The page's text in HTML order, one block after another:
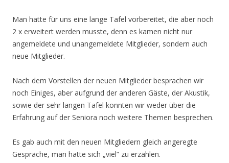
Man hatte für uns eine lange Tafel vorbereitet, die aber noch
2 x erweitert werden musste, denn es kamen nicht nur
angemeldete und unangemeldete Mitglieder, sondern auch
neue Mitglieder.
Nach dem Vorstellen der neuen Mitglieder besprachen wir
noch Einiges, aber aufgrund der anderen Gäste, der Akustik,
sowie der sehr langen Tafel konnten wir weder über die
Erfahrung auf der Seniora noch weitere Themen besprechen.
Es gab auch mit den neuen Mitgliedern gleich angeregte
Gespräche, man hatte sich „viel“ zu erzählen.